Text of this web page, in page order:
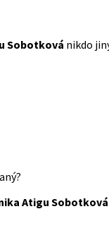
Sobotková nikdo
Atigu Sobotková